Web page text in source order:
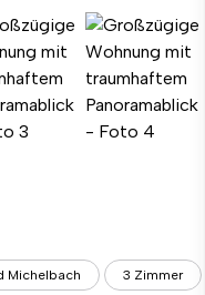
Michelbach 3 Zimmer